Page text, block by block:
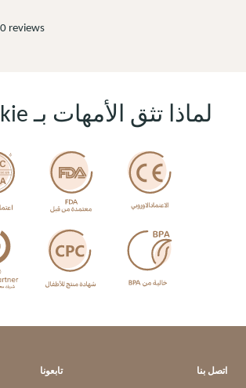
reviews
لماذا تثق الأمهات بـ Moonkie؟
اتصل بنا تابعونا